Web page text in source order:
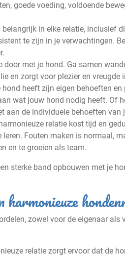
goede voeding, voldoende
in elke relatie, inclusief
te zijn in je verwachtingen.
met je hond. Ga samen
en zorgt voor plezier en vreugde
hond heeft zijn eigen behoeften
wat jouw hond nodig heeft. Of
aan de individuele behoeften van
relatie kost tijd en
Fouten maken is normaal,
en te groeien als team.
sterke band opbouwen met je
zowel voor de eigenaar als
relatie zorgt ervoor dat de